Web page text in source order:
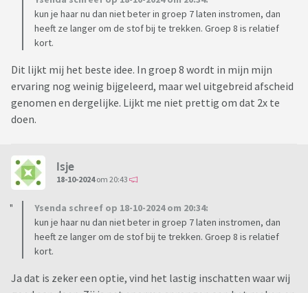
kun je haar nu dan niet beter in groep 7 laten instromen, dan
heeft ze langer om de stof bij te trekken. Groep 8 is relatief
kort.
Dit lijkt mij het beste idee. In groep 8 wordt in mijn mijn
ervaring nog weinig bijgeleerd, maar wel uitgebreid afscheid
genomen en dergelijke. Lijkt me niet prettig om dat 2x te
doen.
Isje
18-10-2024om 20:43
Ysenda schreef op 18-10-2024 om 20:34:
kun je haar nu dan niet beter in groep 7 laten instromen, dan
heeft ze langer om de stof bij te trekken. Groep 8 is relatief
kort.
Ja dat is zeker een optie, vind het lastig inschatten waar wij